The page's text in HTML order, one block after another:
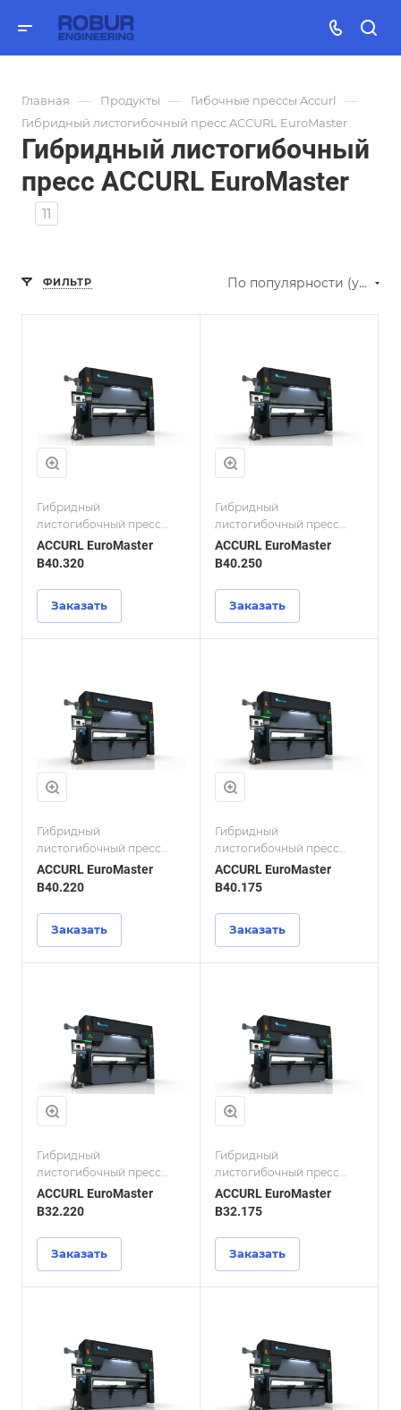
Главная — Продукты — Гибочные прессы Accurl —
Гибридный листогибочный пресс ACCURL EuroMaster
Гибридный листогибочный
пресс ACCURL EuroMaster
11
ФИЛЬТР По популярности (убывание)
Гибридный
листогибочный пресс
ACCURL EuroMaster
ACCURL EuroMaster
B40.320
Заказать
Гибридный
листогибочный пресс
ACCURL EuroMaster
ACCURL EuroMaster
B40.250
Заказать
Гибридный
листогибочный пресс
ACCURL EuroMaster
ACCURL EuroMaster
B40.220
Заказать
Гибридный
листогибочный пресс
ACCURL EuroMaster
ACCURL EuroMaster
B40.175
Заказать
Гибридный
листогибочный пресс
ACCURL EuroMaster
ACCURL EuroMaster
B32.220
Заказать
Гибридный
листогибочный пресс
ACCURL EuroMaster
ACCURL EuroMaster
B32.175
Заказать